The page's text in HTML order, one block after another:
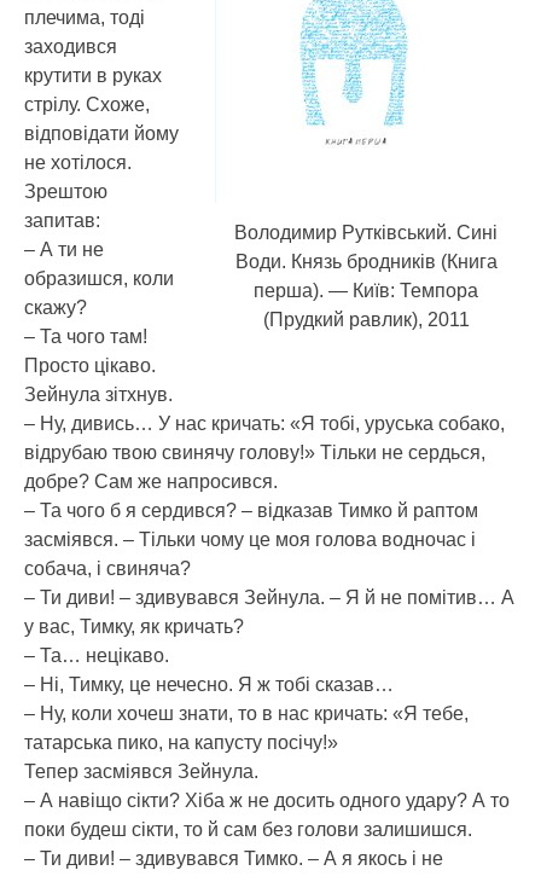
Володимир Рутківський. Сині
Води. Князь бродників (Книга
перша). — Київ: Темпора
(Прудкий равлик), 2011
плечима, тоді
заходився
крутити в руках
стрілу. Схоже,
відповідати йому
не хотілося.
Зрештою
запитав:
– А ти не
образишся, коли
скажу?
– Та чого там!
Просто цікаво.
Зейнула зітхнув.
– Ну, дивись… У нас кричать: «Я тобі, уруська собако,
відрубаю твою свинячу голову!» Тільки не сердься,
добре? Сам же напросився.
– Та чого б я сердився? – відказав Тимко й раптом
засміявся. – Тільки чому це моя голова водночас і
собача, і свиняча?
– Ти диви! – здивувався Зейнула. – Я й не помітив… А
у вас, Тимку, як кричать?
– Та… нецікаво.
– Ні, Тимку, це нечесно. Я ж тобі сказав…
– Ну, коли хочеш знати, то в нас кричать: «Я тебе,
татарська пико, на капусту посічу!»
Тепер засміявся Зейнула.
– А навіщо сікти? Хіба ж не досить одного удару? А то
поки будеш сікти, то й сам без голови залишишся.
– Ти диви! – здивувався Тимко. – А я якось і не